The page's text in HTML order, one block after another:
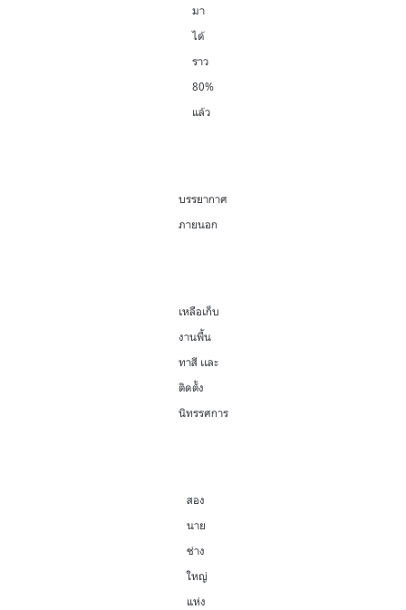
มา
ได้
ราว
80%
แล้ว
บรรยากาศ
ภายนอก
เหลือเก็บ
งานพื้น
ทาสี เเละ
ติดตั้ง
นิทรรศการ
สอง
นาย
ช่าง
ใหญ่
แห่ง